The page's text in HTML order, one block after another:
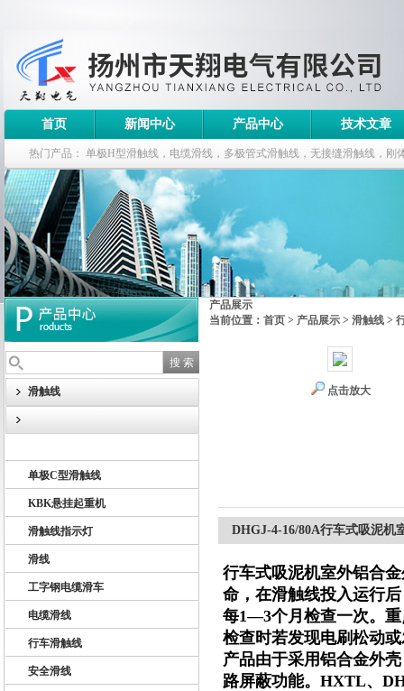
扬州市天翔电气有限公司
首页 新闻中心 产品中心 技术文章
热门产品： 单极H型滑触线，电缆滑线，多极管式滑触线，无接缝滑触线，刚
钢电缆滑车
滑触线
U10型滑触线
单极C型滑触线
KBK悬挂起重机
滑触线指示灯
滑线
工字钢电缆滑车
电缆滑线
行车滑触线
安全滑线
产品展示
当前位置： 首页 > 产品展示 > 滑触线 >
点击放大
DHGJ-4-16/80A行车式吸泥机
行车式吸泥机室外铝合
命，在滑触线投入运行
每1—3个月检查一次。
检查时若发现电刷松动
产品由于采用铝合金外
路屏蔽功能。HXTL、